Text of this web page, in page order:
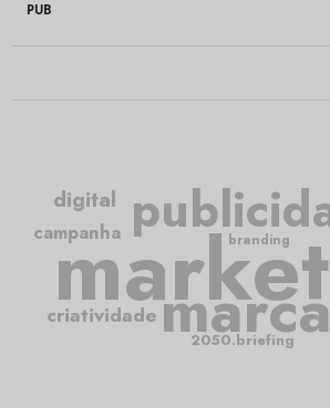
PUB
criatividade
campanha
digital
2050.briefing
branding